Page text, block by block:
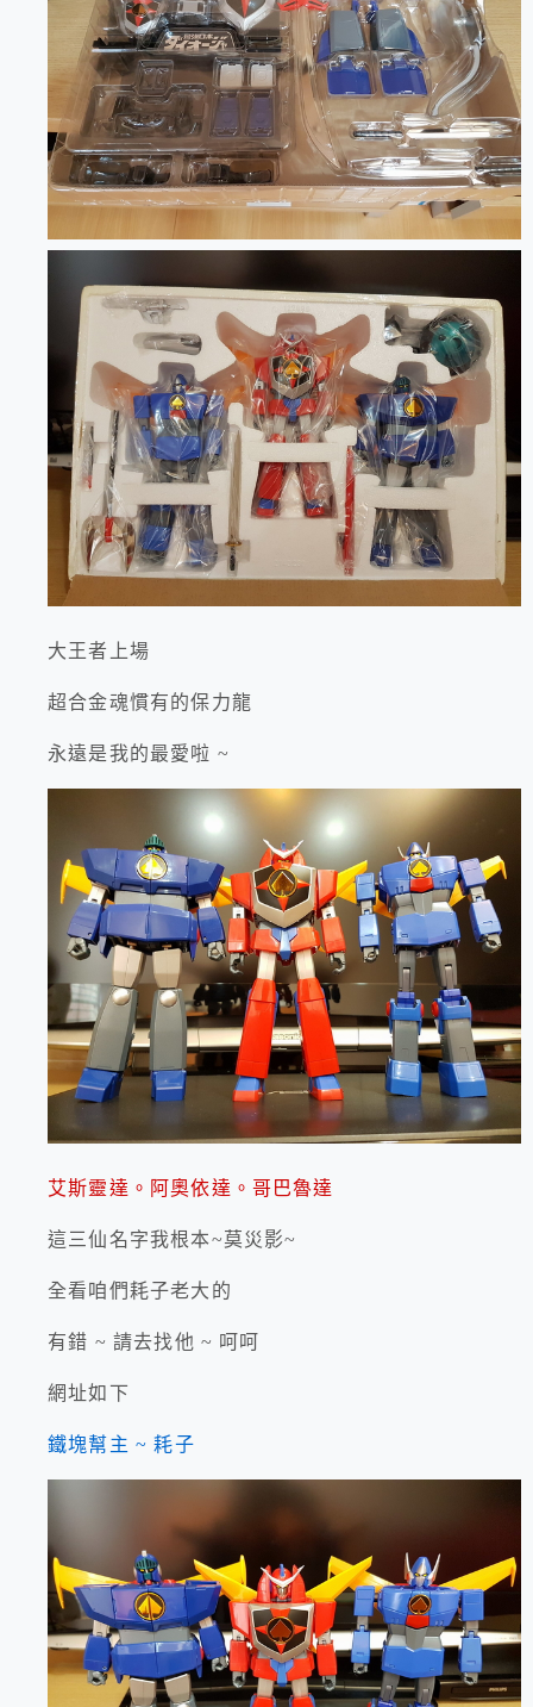
大王者上場
超合金魂慣有的保力龍
永遠是我的最愛啦 ~
艾斯靈達。 阿奧依達 。 哥巴魯達
這三仙名字我根本~莫災影~
全看咱們耗子老大的
有錯 ~ 請去找他 ~ 呵呵
網址如下
鐵塊幫主 ~ 耗子